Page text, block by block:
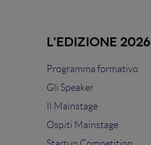
L'EDIZIONE 2026
Programma formativo
Gli Speaker
Il Mainstage
Ospiti Mainstage